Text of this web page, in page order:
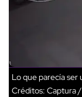
Lo que parecía
Créditos: Captura /